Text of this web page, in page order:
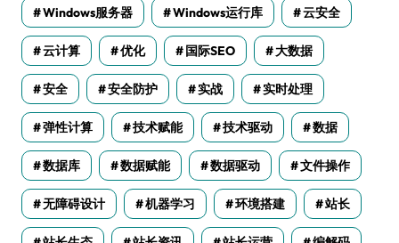
Windows服务器 Windows运行库 云安全
云计算 优化 国际SEO 大数据
安全 安全防护 实战 实时处理
弹性计算 技术赋能 技术驱动 数据
数据库 数据赋能 数据驱动 文件操作
无障碍设计 机器学习 环境搭建 站长